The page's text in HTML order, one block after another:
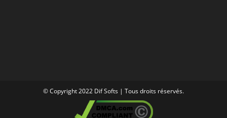
© Copyright 2022 Dif Softs | Tous droits réservés.